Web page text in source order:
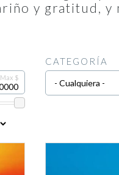
y gratitud, y
CATEGORÍA